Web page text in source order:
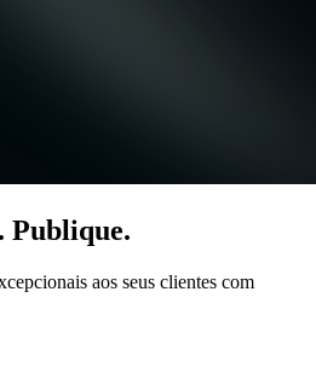
Publique.
aos seus clientes com